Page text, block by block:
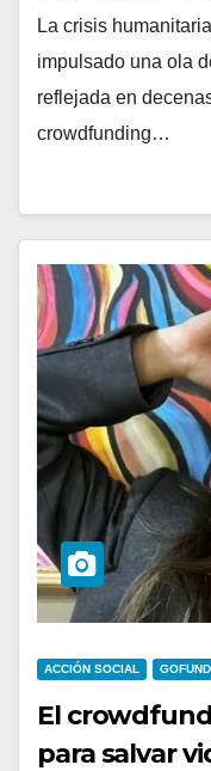
La crisis
impulsado una ola
reflejada en
crowdfunding…
ACCIÓN SOCIAL
El
para salvar